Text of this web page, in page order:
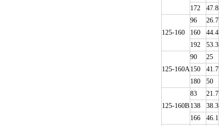
172
47.8
125-160
96
26.7
160
44.4
192
53.3
125-160A
90
25
150
41.7
180
50
125-160B
83
21.7
138
38.3
166
46.1